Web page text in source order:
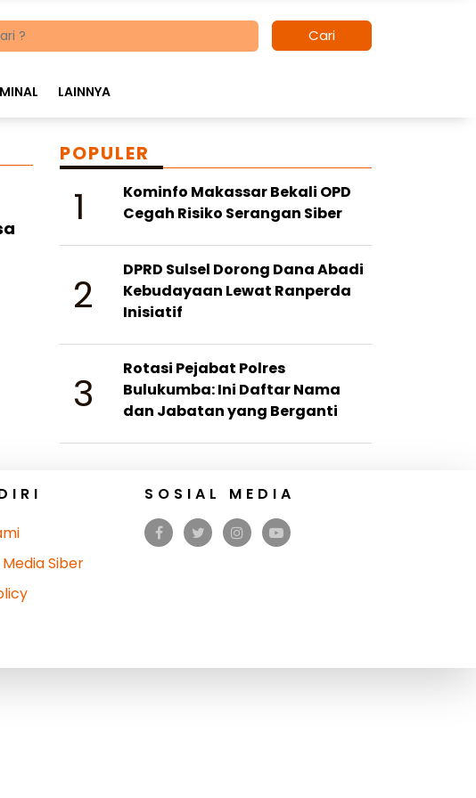
Cari
LAINNYA
POPULER
1
Kominfo Makassar Bekali OPD
Cegah Risiko Serangan Siber
2
DPRD Sulsel Dorong Dana Abadi
Kebudayaan Lewat Ranperda
Inisiatif
3
Rotasi Pejabat Polres
Bulukumba: Ini Daftar Nama
dan Jabatan yang Berganti
Siber
SOSIAL MEDIA